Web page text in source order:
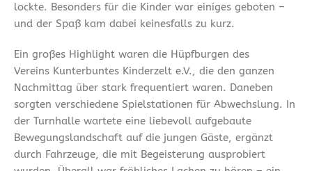
lockte. Besonders für die Kinder war einiges geboten –
und der Spaß kam dabei keinesfalls zu kurz.
Ein großes Highlight waren die Hüpfburgen des
Vereins Kunterbuntes Kinderzelt e.V., die den ganzen
Nachmittag über stark frequentiert waren. Daneben
sorgten verschiedene Spielstationen für Abwechslung. In
der Turnhalle wartete eine liebevoll aufgebaute
Bewegungslandschaft auf die jungen Gäste, ergänzt
durch Fahrzeuge, die mit Begeisterung ausprobiert